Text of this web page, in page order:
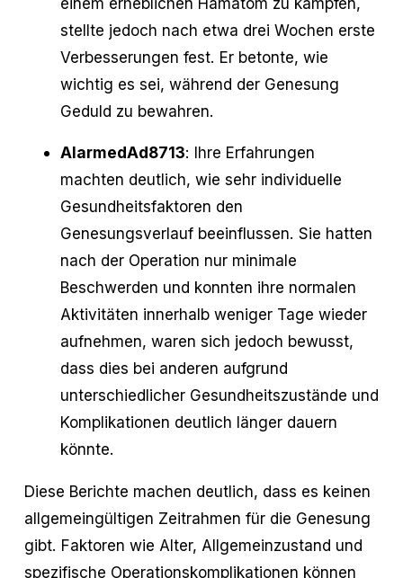
stellte jedoch nach etwa drei Wochen erste
Verbesserungen fest. Er betonte, wie
wichtig es sei, während der Genesung
Geduld zu bewahren.
AlarmedAd8713: Ihre Erfahrungen
machten deutlich, wie sehr individuelle
Gesundheitsfaktoren den
Genesungsverlauf beeinflussen. Sie hatten
nach der Operation nur minimale
Beschwerden und konnten ihre normalen
Aktivitäten innerhalb weniger Tage wieder
aufnehmen, waren sich jedoch bewusst,
dass dies bei anderen aufgrund
unterschiedlicher Gesundheitszustände und
Komplikationen deutlich länger dauern
könnte.
Diese Berichte machen deutlich, dass es keinen
allgemeingültigen Zeitrahmen für die Genesung
gibt. Faktoren wie Alter, Allgemeinzustand und
spezifische Operationskomplikationen können